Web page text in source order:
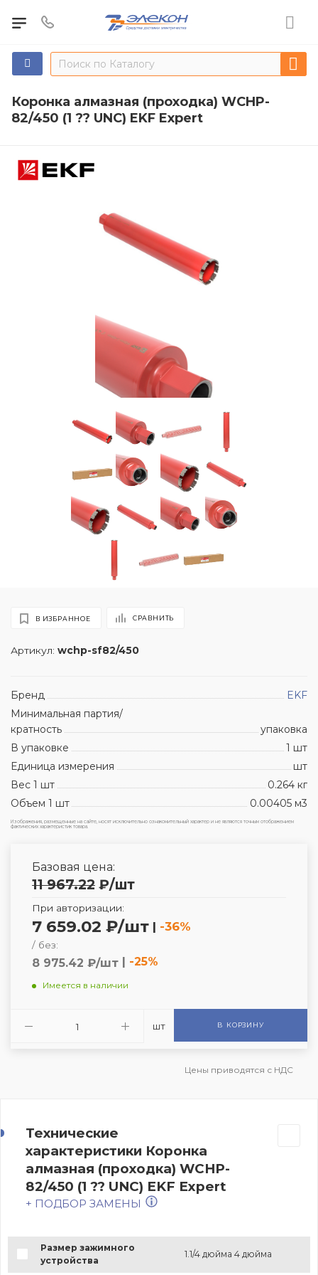
Коронка алмазная (проходка) WCHP-
82/450 (1 ?? UNC) EKF Expert
Артикул: wchp-sf82/450
В ИЗБРАННОЕ СРАВНИТЬ
Бренд
EKF
Минимальная партия/
кратность
упаковка
В упаковке
1 шт
Единица измерения
шт
Вес 1 шт
0.264 кг
Объем 1 шт
0.00405 м3
Изображения, размещенные на сайте, носят исключительно ознакомительный характер и не являются точным отображением
фактических характеристик товара.
Базовая цена:
11 967.22 ₽/шт
При авторизации:
7 659.02 ₽/шт | -36%
/ без:
8 975.42 ₽/шт | -25%
Имеется в наличии
шт В КОРЗИНУ
Цены приводятся с НДС
Технические
характеристики Коронка
алмазная (проходка) WCHP-
82/450 (1 ?? UNC) EKF Expert
+ ПОДБОР ЗАМЕНЫ
Размер зажимного
устройства
1.1/4 дюйма 4 дюйма